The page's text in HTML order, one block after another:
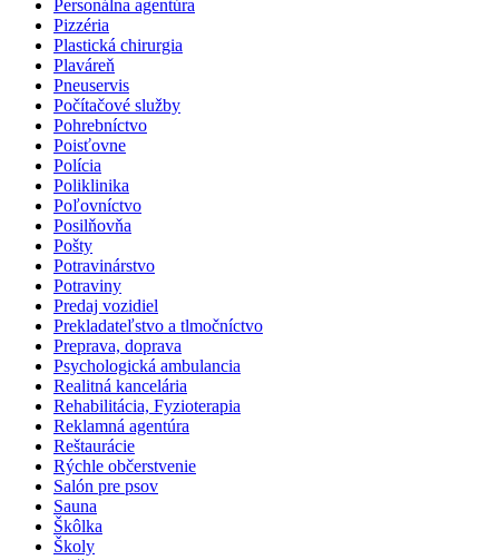
Personálna agentúra
Pizzéria
Plastická chirurgia
Plaváreň
Pneuservis
Počítačové služby
Pohrebníctvo
Poisťovne
Polícia
Poliklinika
Poľovníctvo
Posilňovňa
Pošty
Potravinárstvo
Potraviny
Predaj vozidiel
Prekladateľstvo a tlmočníctvo
Preprava, doprava
Psychologická ambulancia
Realitná kancelária
Rehabilitácia, Fyzioterapia
Reklamná agentúra
Reštaurácie
Rýchle občerstvenie
Salón pre psov
Sauna
Škôlka
Školy